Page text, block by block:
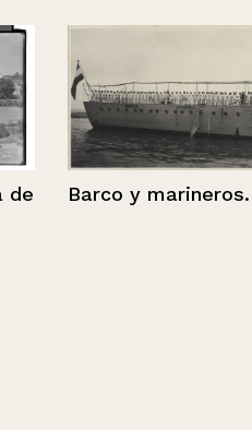
Barco y marineros.